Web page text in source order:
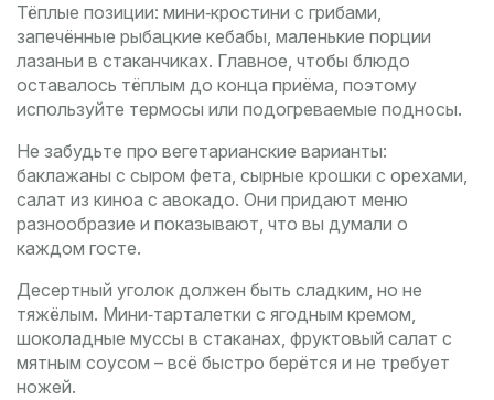
Тёплые позиции: мини‑кростини с грибами,
запечённые рыбацкие кебабы, маленькие порции
лазаньи в стаканчиках. Главное, чтобы блюдо
оставалось тёплым до конца приёма, поэтому
используйте термосы или подогреваемые подносы.
Не забудьте про вегетарианские варианты:
баклажаны с сыром фета, сырные крошки с орехами,
салат из киноа с авокадо. Они придают меню
разнообразие и показывают, что вы думали о
каждом госте.
Десертный уголок должен быть сладким, но не
тяжёлым. Мини‑тарталетки с ягодным кремом,
шоколадные муссы в стаканах, фруктовый салат с
мятным соусом – всё быстро берётся и не требует
ножей.